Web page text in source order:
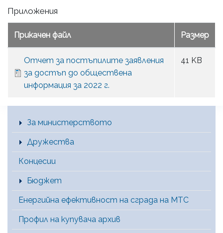
Приложения
Прикачен файл Размер
Отчет за постъпилите заявления
за достъп до обществена
информация за 2022 г.
41 KB
Main Menu [BG]
За министерството
Дружества
Концесии
Бюджет
Енергийна ефективност на сграда на МТС
Профил на купувача архив